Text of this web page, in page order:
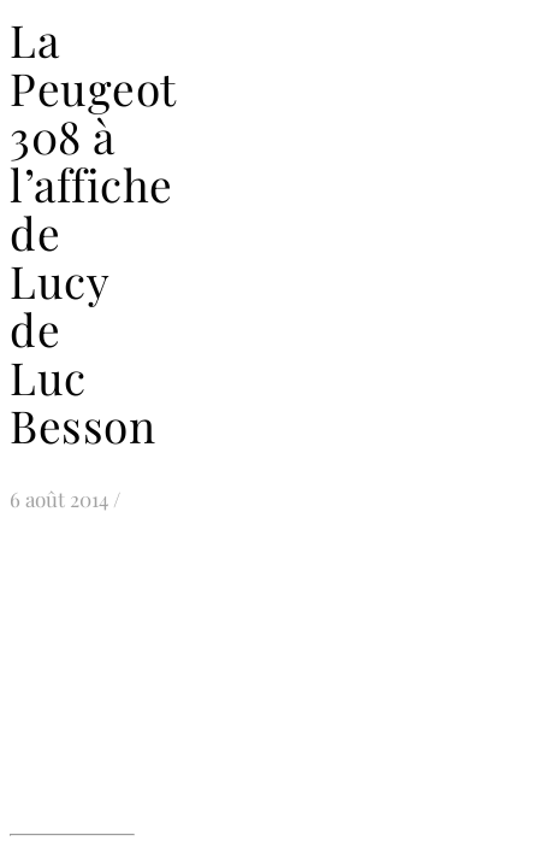
La
Peugeot
308 à
l’affiche
de
Lucy
de
Luc
Besson
6 août 2014 /